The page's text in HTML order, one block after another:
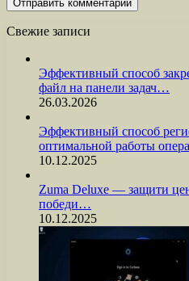
Свежие записи
Эффективный способ
файл на панели задач…
26.03.2026
Эффективный способ
оптимальной работы
10.12.2025
Zuma Deluxe — защити
победи…
10.12.2025